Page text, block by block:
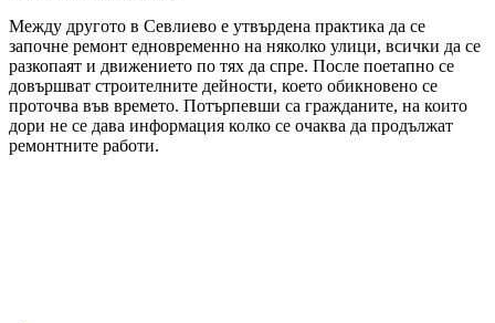
Между другото в Севлиево е утвърдена практика да се
започне ремонт едновременно на няколко улици, всички да се
разкопаят и движението по тях да спре. После поетапно се
довършват строителните дейности, което обикновено се
проточва във времето. Потърпевши са гражданите, на които
дори не се дава информация колко се очаква да продължат
ремонтните работи.